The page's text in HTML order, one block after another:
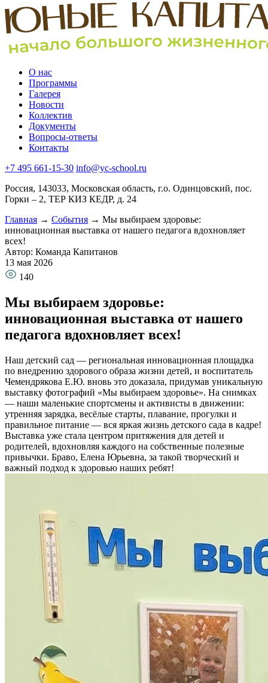
О нас
Программы
Галерея
Новости
Коллектив
Документы
Вопросы-ответы
Контакты
+7 495 661-15-30 info@yc-school.ru
Россия, 143033, Московская область, г.о. Одинцовский, пос.
Горки – 2, ТЕР КИЗ КЕДР, д. 24
Главная → События → Мы выбираем здоровье:
инновационная выставка от нашего педагога вдохновляет
всех!
Автор: Команда Капитанов
13 мая 2026
140
Мы выбираем здоровье:
инновационная выставка от нашего
педагога вдохновляет всех!
Наш детский сад — региональная инновационная площадка
по внедрению здорового образа жизни детей, и воспитатель
Чемендрякова Е.Ю. вновь это доказала, придумав уникальную
выставку фотографий «Мы выбираем здоровье». На снимках
— наши маленькие спортсмены и активисты в движении:
утренняя зарядка, весёлые старты, плавание, прогулки и
правильное питание — вся яркая жизнь детского сада в кадре!
Выставка уже стала центром притяжения для детей и
родителей, вдохновляя каждого на собственные полезные
привычки. Браво, Елена Юрьевна, за такой творческий и
важный подход к здоровью наших ребят!